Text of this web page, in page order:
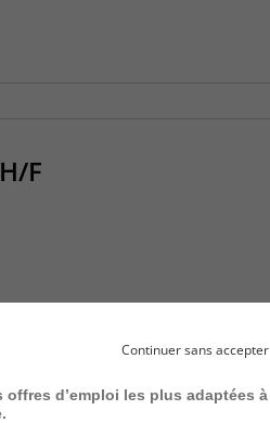
F
de
Continuer sans accepter
d’emploi les plus adaptées à